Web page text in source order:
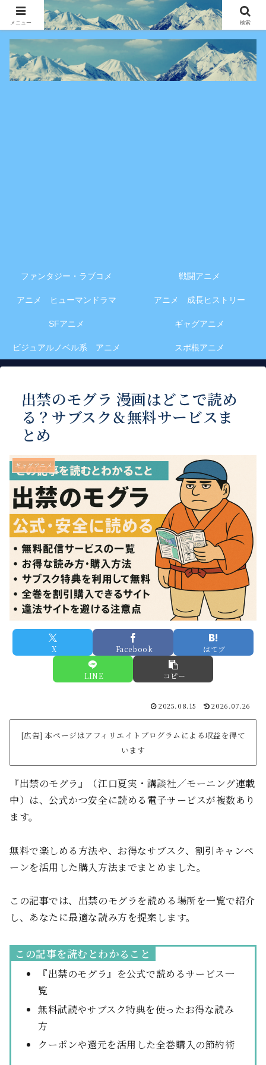
アニメ・漫画・VOD作品の見どころ、配信情報、登場人物や物語の考察を、作
品別・ジャンル別に分かりやすく紹介する専門ブログです。
ファンタジー・ラブコメ 戦闘アニメ
アニメ ヒューマンドラマ アニメ 成長ヒストリー
SFアニメ ギャグアニメ
ビジュアルノベル系 アニメ スポ根アニメ
出禁のモグラ 漫画はどこで読め
る？サブスク＆無料サービスま
とめ
ギャグアニメ
X Facebook はてブ
LINE コピー
2025.08.15 2026.07.26
[広告] 本ページはアフィリエイトプログラムによる収益を得て
います
『出禁のモグラ』（江口夏実・講談社／モーニング連載
中）は、公式かつ安全に読める電子サービスが複数あり
ます。
無料で楽しめる方法や、お得なサブスク、割引キャンペ
ーンを活用した購入方法までまとめました。
この記事では、出禁のモグラを読める場所を一覧で紹介
し、あなたに最適な読み方を提案します。
この記事を読むとわかること
『出禁のモグラ』を公式で読めるサービス一
覧
無料試読やサブスク特典を使ったお得な読み
方
クーポンや還元を活用した全巻購入の節約術
メニュー 検索